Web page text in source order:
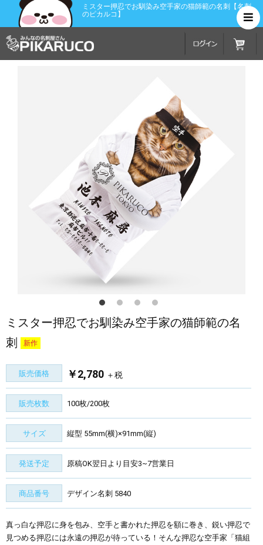
ミスター押忍でお馴染み空手家の猫師範の名刺【名刺
のピカルコ】
ミスター押忍でお馴染み空手家の猫師範の名
刺
新作
販売価格 ￥2,780 ＋税
販売枚数 100枚/200枚
サイズ 縦型 55mm(横)×91mm(縦)
発送予定 原稿OK翌日より目安3~7営業日
商品番号 デザイン名刺 5840
真っ白な押忍に身を包み、空手と書かれた押忍を額に巻き、鋭い押忍で
見つめる押忍には永遠の押忍が待っている！そんな押忍な空手家「猫組